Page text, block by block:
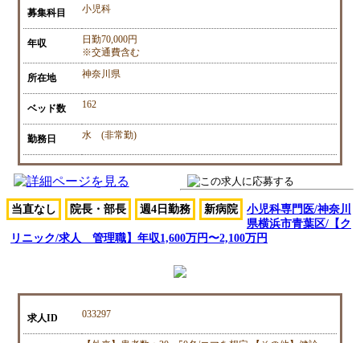
募集科目 小児科
年収
日勤70,000円
※交通費含む
所在地 神奈川県
ベッド数 162
勤務日 水 (非常勤)
当直なし 院長・部長 週4日勤務 新病院
小児科専門医/神奈川
県横浜市青葉区/【ク
リニック/求人 管理職】年収1,600万円〜2,100万円
求人ID 033297